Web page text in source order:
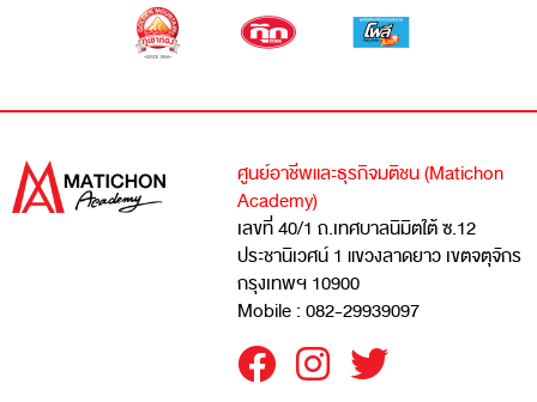
ศูนย์อาชีพและธุรกิจมติชน (Matichon
Academy)
เลขที่ 40/1 ถ.เทศบาลนิมิตใต้ ซ.12
ประชานิเวศน์ 1 แขวงลาดยาว เขตจตุจักร
กรุงเทพฯ 10900
Mobile : 082-29939097